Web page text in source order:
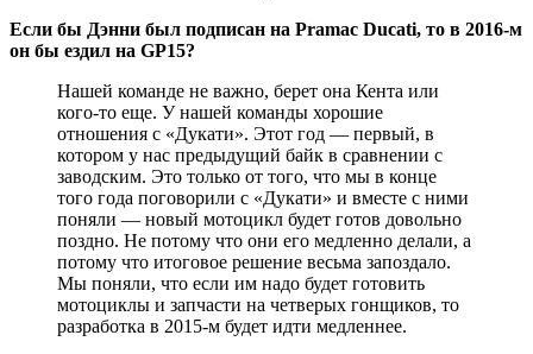
Если бы Дэнни был подписан на Pramac Ducati, то в 2016-м
он бы ездил на GP15?
Нашей команде не важно, берет она Кента или
кого-то еще. У нашей команды хорошие
отношения с «Дукати». Этот год — первый, в
котором у нас предыдущий байк в сравнении с
заводским. Это только от того, что мы в конце
того года поговорили с «Дукати» и вместе с ними
поняли — новый мотоцикл будет готов довольно
поздно. Не потому что они его медленно делали, а
потому что итоговое решение весьма запоздало.
Мы поняли, что если им надо будет готовить
мотоциклы и запчасти на четверых гонщиков, то
разработка в 2015-м будет идти медленнее.